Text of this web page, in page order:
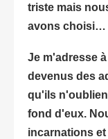
triste mais
avons choisi…
Je m'adresse
devenus des
qu'ils
fond d'eux.
incarnations